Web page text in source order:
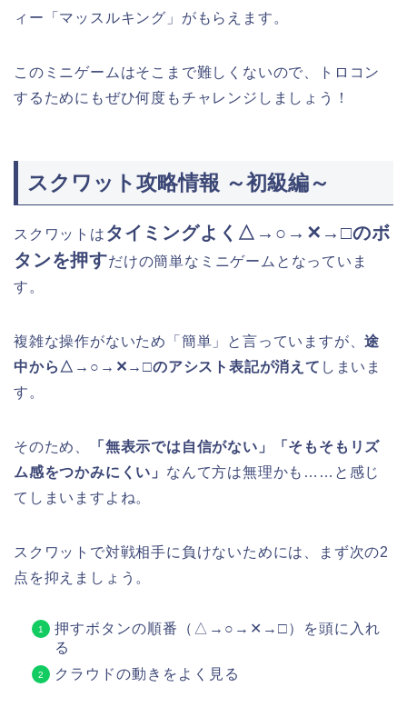
ィー「マッスルキング」がもらえます。
このミニゲームはそこまで難しくないので、トロコン
するためにもぜひ何度もチャレンジしましょう！
スクワット攻略情報 ～初級編～
スクワットは タイミングよく△→○→✕→□のボ
タンを押すだけの簡単なミニゲームとなっていま
す。
複雑な操作がないため「簡単」と言っていますが、途
中から△→○→✕→□のアシスト表記が消えて しまいま
す。
そのため、
「無表示では自信がない」「そもそもリズ
ム感をつかみにくい」 なんて方は無理かも……と感じ
てしまいますよね。
スクワットで対戦相手に負けないためには、まず次の2
点を抑えましょう。
押すボタンの順番（△→○→✕→□）を頭に入れ
る
クラウドの動きをよく見る